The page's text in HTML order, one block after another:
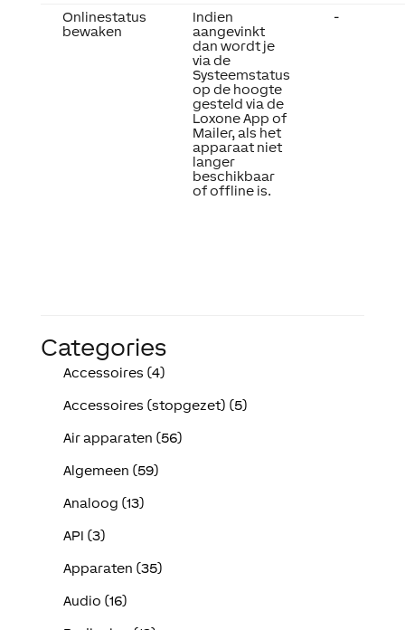
Onlinestatus
bewaken
Indien
aangevinkt
dan wordt je
via de
Systeemstatus
op de hoogte
gesteld via de
Loxone App of
Mailer, als het
apparaat niet
langer
beschikbaar
of offline is.
-
Categories
Accessoires (4)
Accessoires (stopgezet) (5)
Air apparaten (56)
Algemeen (59)
Analoog (13)
API (3)
Apparaten (35)
Audio (16)